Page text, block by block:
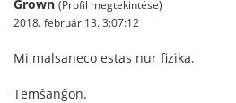
Grown (Profil megtekintése)
2018. február 13. 3:07:12
Mi malsaneco estas nur fizika.
Temŝanĝon.